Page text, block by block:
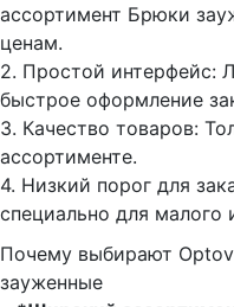
ассортимент Брюки
ценам.
2.⁠ ⁠Простой интерфейс:
быстрое оформление
3.⁠ ⁠Качество товаров:
ассортименте.
4.⁠ ⁠Низкий порог для
специально для малого
Почему выбирают
зауженные